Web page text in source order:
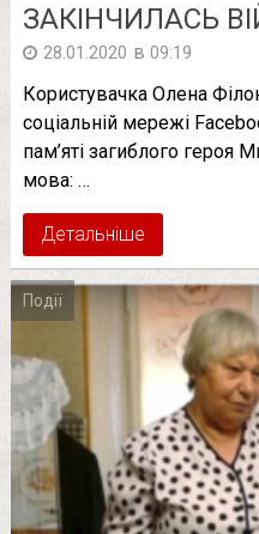
ЗАКІНЧИЛАСЬ
28.01.2020 в 09:19
Користувачка Олена
соціальній мережі
пам’яті загиблого героя
мова: …
Детальніше
Події